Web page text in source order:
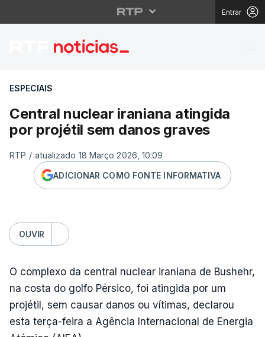
Entrar
Central nuclear
ESPECIAIS
Central nuclear iraniana atingida
por projétil sem danos graves
RTP / atualizado 18 Março 2026, 10:09
ADICIONAR COMO FONTE INFORMATIVA
OUVIR
O complexo da central nuclear iraniana de Bushehr,
na costa do golfo Pérsico, foi atingida por um
projétil, sem causar danos ou vítimas, declarou
esta terça-feira a Agência Internacional de Energia